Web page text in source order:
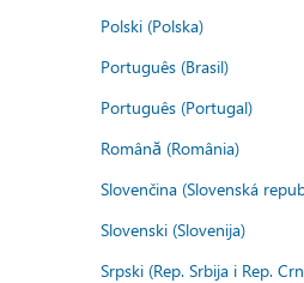
Polski (Polska)
Português (Brasil)
Português (Portugal)
Română (România)
Slovenčina (Slovenská
Slovenski (Slovenija)
Srpski (Rep. Srbija i Rep.